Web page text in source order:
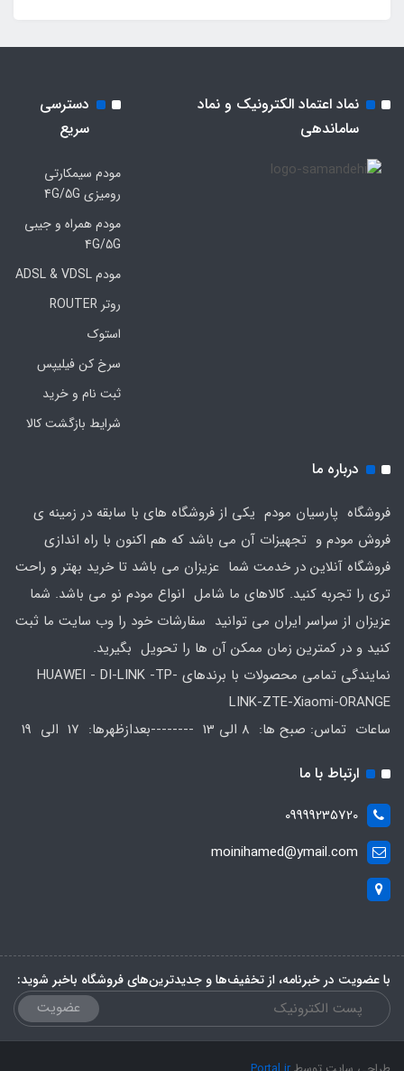
نماد اعتماد الکترونیک و نماد
ساماندهی
دسترسی
سریع
مودم سیمکارتی
رومیزی 4G/5G
مودم همراه و جیبی
4G/5G
مودم ADSL & VDSL
روتر ROUTER
استوک
سرخ کن فیلیپس
ثبت نام و خرید
شرایط بازگشت کالا
درباره ما
فروشگاه پارسیان مودم یکی از فروشگاه های با سابقه در زمینه ی
فروش مودم و تجهیزات آن می باشد که هم اکنون با راه اندازی
فروشگاه آنلاین در خدمت شما عزیزان می باشد تا خرید بهتر و راحت
تری را تجربه کنید. کالاهای ما شامل انواع مودم نو می باشد. شما
عزیزان از سراسر ایران می توانید سفارشات خود را وب سایت ما ثبت
کنید و در کمترین زمان ممکن آن ها را تحویل بگیرید.
نمایندگی تمامی محصولات با برندهای HUAWEI - DI-LINK -TP-
LINK-ZTE-Xiaomi-ORANGE
ساعات تماس: صبح ها: 8 الی 13 --------بعدازظهرها: 17 الی 19
ارتباط با ما
09999235720
moinihamed@ymail.com
با عضویت در خبرنامه، از تخفیف‌ها و جدیدترین‌های فروشگاه باخبر شوید:
عضویت